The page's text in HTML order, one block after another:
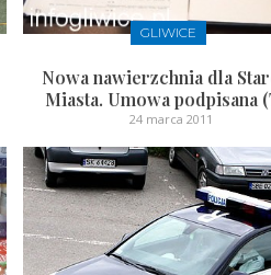
GLIWICE
Nowa nawierzchnia dla
Miasta. Umowa podpisana
24 marca 2011